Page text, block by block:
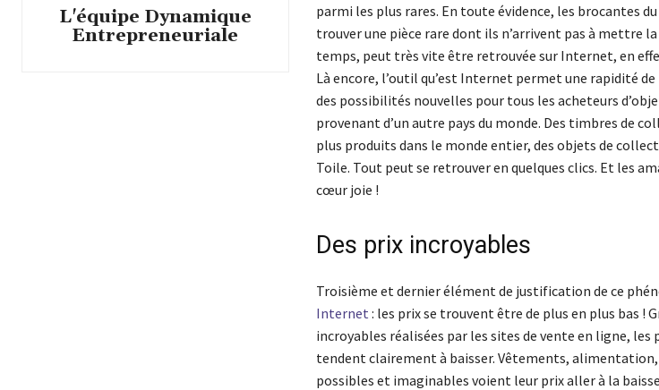
L'équipe Dynamique
Entrepreneuriale
parmi les plus rares. En toute évidence, les brocantes
trouver une pièce rare dont ils n’arrivent pas à mettre la
temps, peut très vite être retrouvée sur Internet, en
Là encore, l’outil qu’est Internet permet une rapidité
des possibilités nouvelles pour tous les acheteurs
provenant d’un autre pays du monde. Des timbres de
plus produits dans le monde entier, des objets de
Toile. Tout peut se retrouver en quelques clics. Et les
cœur joie !
Des prix incroyables
Troisième et dernier élément de justification de ce
Internet : les prix se trouvent être de plus en plus bas !
incroyables réalisées par les sites de vente en ligne,
tendent clairement à baisser. Vêtements,
possibles et imaginables voient leur prix aller à la